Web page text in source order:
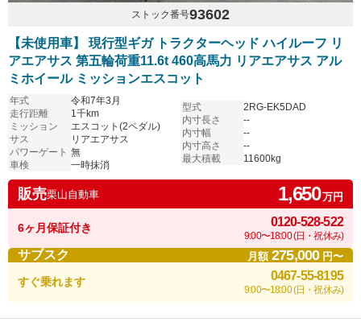
ストック番号93602
【未使用車】 現行型ギガ トラクターヘッド ハイルーフ リ
アエアサス 第五輪荷重11.6t 460高馬力 リアエアサス アル
ミホイール ミッションエスコット
年式
令和7年3月
走行距離
1千km
ミッション
エスコット(2ペダル)
サス
リアエアサス
パワーゲート 無
車検
一時抹消
型式
2RG-EK5DAD
内寸長さ
--
内寸幅
--
内寸高さ
--
最大積載
11600kg
販売栗山自動車 1,650万円
6ヶ月保証付き 0120-528-522
9:00〜18:00 (日・祝休み)
サブスク 月額275,000円〜
すぐ乗れます 0467-55-8195
9:00〜18:00 (日・祝休み)